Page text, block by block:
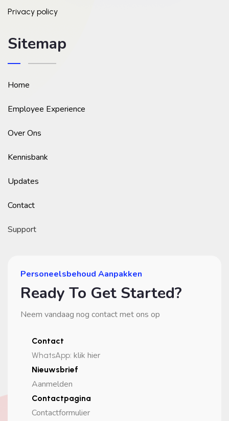
Privacy policy
Sitemap
Home
Employee Experience
Over Ons
Kennisbank
Updates
Contact
Support
Personeelsbehoud Aanpakken
Ready To Get Started?
Neem vandaag nog contact met ons op
Contact
WhatsApp: klik hier
Nieuwsbrief
Aanmelden
Contactpagina
Contactformulier